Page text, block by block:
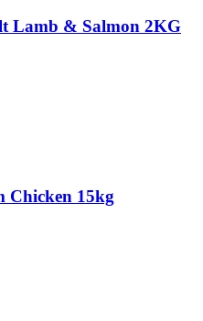
Lamb & Salmon 2KG
Chicken 15kg